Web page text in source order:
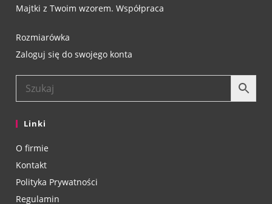
Majtki z Twoim wzorem. Współpraca
Rozmiarówka
Zaloguj się do swojego konta
Linki
O firmie
Kontakt
Polityka Prywatności
Regulamin